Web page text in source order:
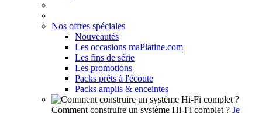
Nos offres spéciales
Nouveautés
Les occasions maPlatine.com
Les fins de série
Les promotions
Packs prêts à l'écoute
Packs amplis & enceintes
Comment construire un système Hi-Fi complet ? Je